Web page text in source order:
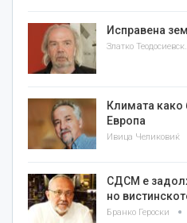
Исправена
Климата
Европа
Ивица Челиковиќ
СДСМ е
но
Бранко Героски